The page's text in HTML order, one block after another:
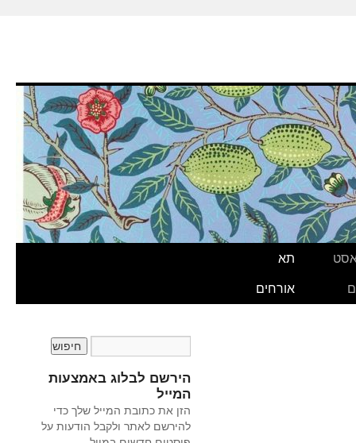
תא
אורחים
הירשם לבלוג באמצעות
המייל
הזן את כתובת המייל שלך כדי
להירשם לאתר ולקבל הודעות על